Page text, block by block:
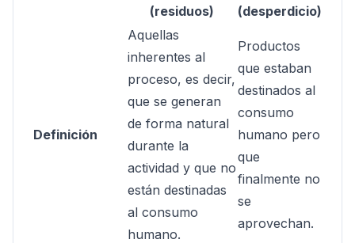
(residuos)
(desperdicio)
Definición
Aquellas
inherentes al
proceso, es decir,
que se generan
de forma natural
durante la
actividad y que no
están destinadas
al consumo
humano.
Productos
que estaban
destinados al
consumo
humano pero
que
finalmente no
se
aprovechan.